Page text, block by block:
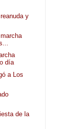
y
día
a Los
de la